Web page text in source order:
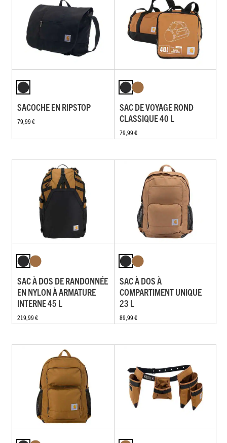
SACOCHE EN RIPSTOP
79,99 €
SAC DE VOYAGE ROND
CLASSIQUE 40 L
79,99 €
SAC À DOS DE RANDONNÉE
EN NYLON À ARMATURE
INTERNE 45 L
219,99 €
SAC À DOS À
COMPARTIMENT UNIQUE
23 L
89,99 €